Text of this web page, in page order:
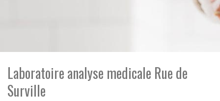
Laboratoire analyse medicale Rue de
Surville